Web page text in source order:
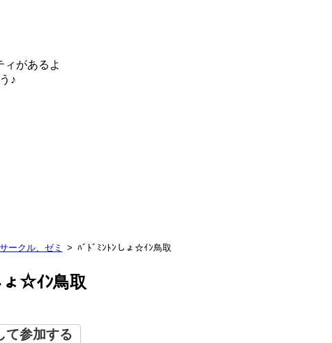
ィがあるよ
♪
サークル、ゼミ ﾊﾞﾄﾞﾐﾝﾄﾝしょ☆ｲﾝ鳥取
ょ☆ｲﾝ鳥取
て参加する